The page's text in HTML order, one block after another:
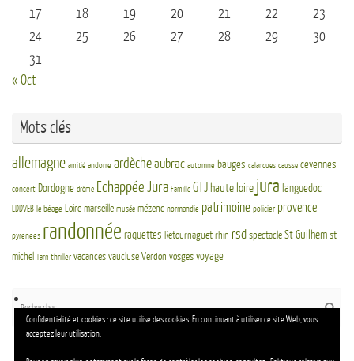
17
18 19 20 21 22
23
24
25 26 27 28 29
30
31
« Oct
Mots clés
allemagne amitié andorre ardècheaubrac automne bauges calanques causse cevennes
concert Dordogne drôme Echappée Jura Famille GTJhaute loire jura languedoc
LDDVEB le béage Loire marseille musée mézenc normandie patrimoine policier provence
pyrenees randonnée raquettes Retournaguet rhin rsd spectacle St Guilhem st
michel
Tarn thriller vacances vaucluse Verdon vosges voyage
Confidentialité et cookies : ce site utilise des cookies. En continuant à utiliser ce site Web, vous
acceptez leur utilisation.